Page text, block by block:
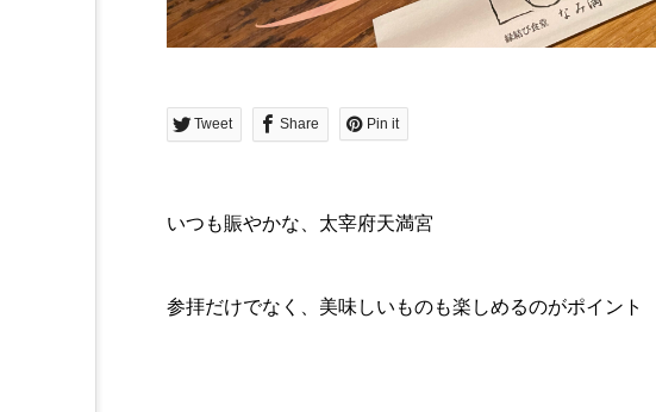
Tweet Share Pin it
いつも賑やかな、太宰府天満宮
参拝だけでなく、美味しいものも楽しめるのがポイント